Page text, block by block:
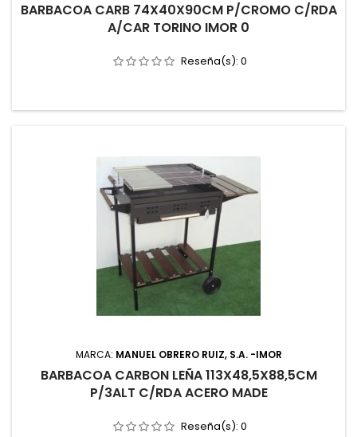
BARBACOA CARB 74X40X90CM P/CROMO C/RDA
A/CAR TORINO IMOR 0
Reseña(s): 0
MARCA: MANUEL OBRERO RUIZ, S.A. -IMOR
BARBACOA CARBON LEÑA 113X48,5X88,5CM
P/3ALT C/RDA ACERO MADE
Reseña(s): 0